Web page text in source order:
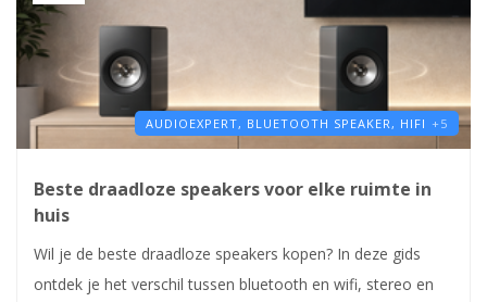
AUDIOEXPERT, BLUETOOTH SPEAKER, HIFI +5
Beste draadloze speakers voor elke ruimte in
huis
Wil je de beste draadloze speakers kopen? In deze gids
ontdek je het verschil tussen bluetooth en wifi, stereo en